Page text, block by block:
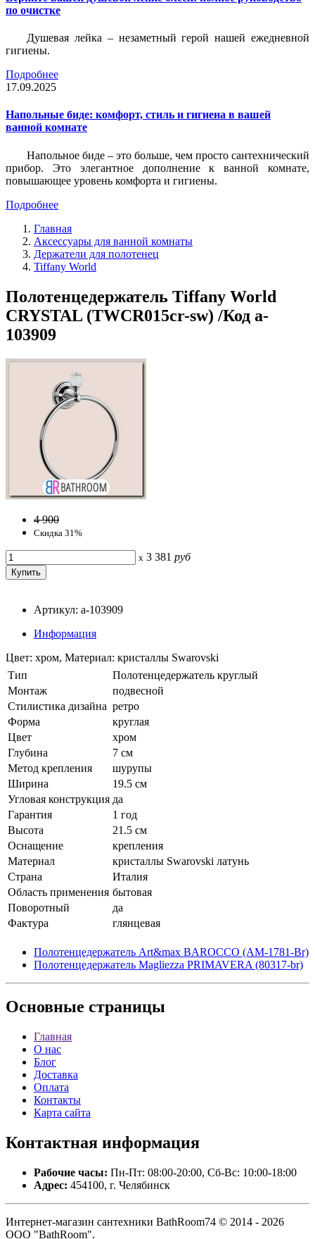
по очистке
Душевая лейка – незаметный герой нашей ежедневной
гигиены.
Подробнее
17.09.2025
Напольные биде: комфорт, стиль и гигиена в вашей
ванной комнате
Напольное биде – это больше, чем просто сантехнический
прибор. Это элегантное дополнение к ванной комнате,
повышающее уровень комфорта и гигиены.
Подробнее
Главная
Аксессуары для ванной комнаты
Держатели для полотенец
Tiffany World
Полотенцедержатель Tiffany World
CRYSTAL (TWCR015cr-sw) /Код a-
103909
4 900
Скидка 31%
x 3 381 руб
Артикул: a-103909
Информация
Цвет: хром, Материал: кристаллы Swarovski
Тип
Полотенцедержатель круглый
Монтаж
подвесной
Стилистика дизайна ретро
Форма
круглая
Цвет
хром
Глубина
7 см
Метод крепления
шурупы
Ширина
19.5 см
Угловая конструкция да
Гарантия
1 год
Высота
21.5 см
Оснащение
крепления
Материал
кристаллы Swarovski латунь
Страна
Италия
Область применения бытовая
Поворотный
да
Фактура
глянцевая
Полотенцедержатель Art&max BAROCCO (AM-1781-Br)
Полотенцедержатель Magliezza PRIMAVERA (80317-br)
Основные страницы
Главная
О нас
Блог
Доставка
Оплата
Контакты
Карта сайта
Контактная информация
Рабочие часы: Пн-Пт: 08:00-20:00, Сб-Вс: 10:00-18:00
Адрес: 454100, г. Челябинск
Интернет-магазин сантехники BathRoom74 © 2014 - 2026
ООО "BathRoom".